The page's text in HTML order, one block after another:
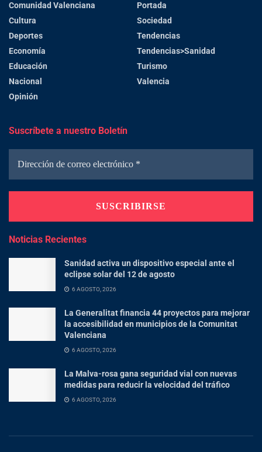
Comunidad Valenciana
Cultura
Deportes
Economía
Educación
Nacional
Opinión
Portada
Sociedad
Tendencias
Tendencias>Sanidad
Turismo
Valencia
Suscríbete a nuestro Boletín
Noticias Recientes
Sanidad activa un dispositivo especial ante el
eclipse solar del 12 de agosto
6 AGOSTO, 2026
La Generalitat financia 44 proyectos para mejorar
la accesibilidad en municipios de la Comunitat
Valenciana
6 AGOSTO, 2026
La Malva-rosa gana seguridad vial con nuevas
medidas para reducir la velocidad del tráfico
6 AGOSTO, 2026